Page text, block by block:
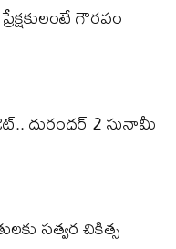
గౌర‌వం
దురంధ‌ర్ 2 సునామీ
సత్వర చికిత్స